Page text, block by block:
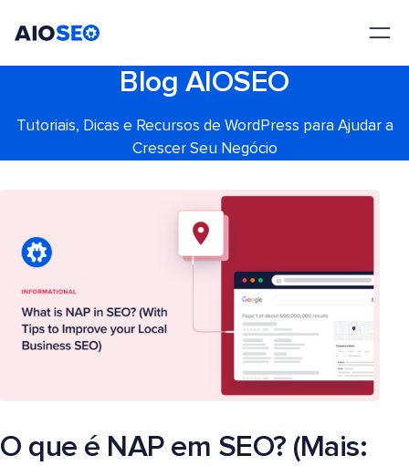
Blog AIOSEO
Tutoriais, Dicas e Recursos de WordPress para Ajudar a
Crescer Seu Negócio
O que é NAP em SEO? (Mais: